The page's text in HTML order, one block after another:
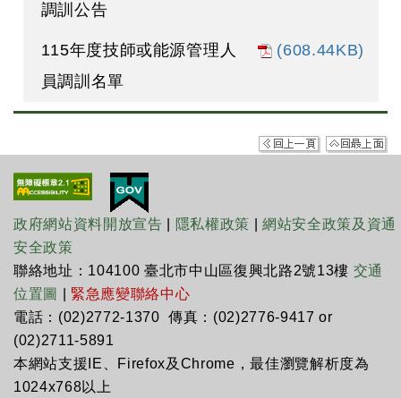
調訓公告
115年度技師或能源管理人
員調訓名單
(608.44KB)
政府網站資料開放宣告 隱私權政策 |網站安全政策及資通
安全政策
聯絡地址：104100 臺北市中山區復興北路2號13樓 交通
位置圖
緊急應變聯絡中心
電話：(02)2772-1370 傳真：(02)2776-9417 or
(02)2711-5891
本網站支援IE、Firefox及Chrome，最佳瀏覽解析度為
1024x768以上